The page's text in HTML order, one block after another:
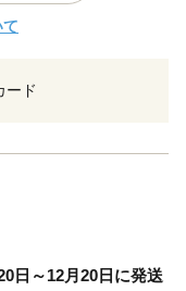
ード
日～12月20日に発送